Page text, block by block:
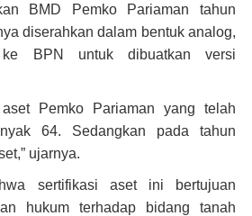
BMD Pemko Pariaman tahun
diserahkan dalam bentuk analog,
ke BPN untuk dibuatkan versi
Pemko Pariaman yang telah
64. Sedangkan pada tahun
ujarnya.
sertifikasi aset ini bertujuan
hukum terhadap bidang tanah